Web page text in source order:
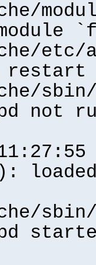
etc/
restart
not